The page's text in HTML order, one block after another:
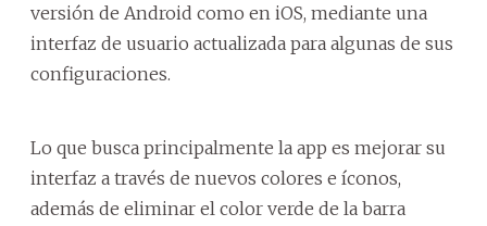
versión de Android como en iOS, mediante una
interfaz de usuario actualizada para algunas de sus
configuraciones.
Lo que busca principalmente la app es mejorar su
interfaz a través de nuevos colores e íconos,
además de eliminar el color verde de la barra